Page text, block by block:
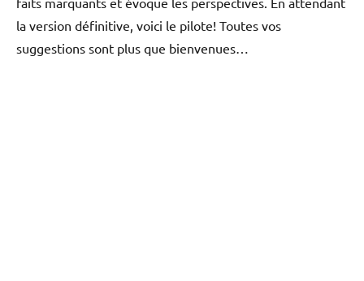
la version définitive, voici le pilote! Toutes vos
suggestions sont plus que bienvenues…